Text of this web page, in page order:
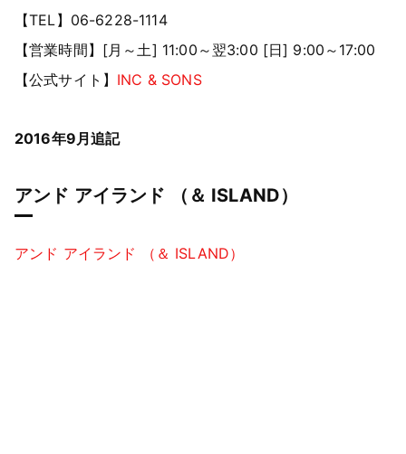
【TEL】06-6228-1114
【営業時間】[月～土] 11:00～翌3:00 [日] 9:00～17:00
【公式サイト】 INC & SONS
2016年9月追記
アンド アイランド （＆ ISLAND）
アンド アイランド （＆ ISLAND）